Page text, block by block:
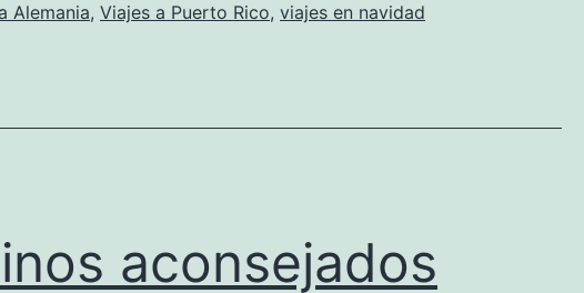
Alemania, Viajes a Puerto Rico, viajes en navidad
aconsejados